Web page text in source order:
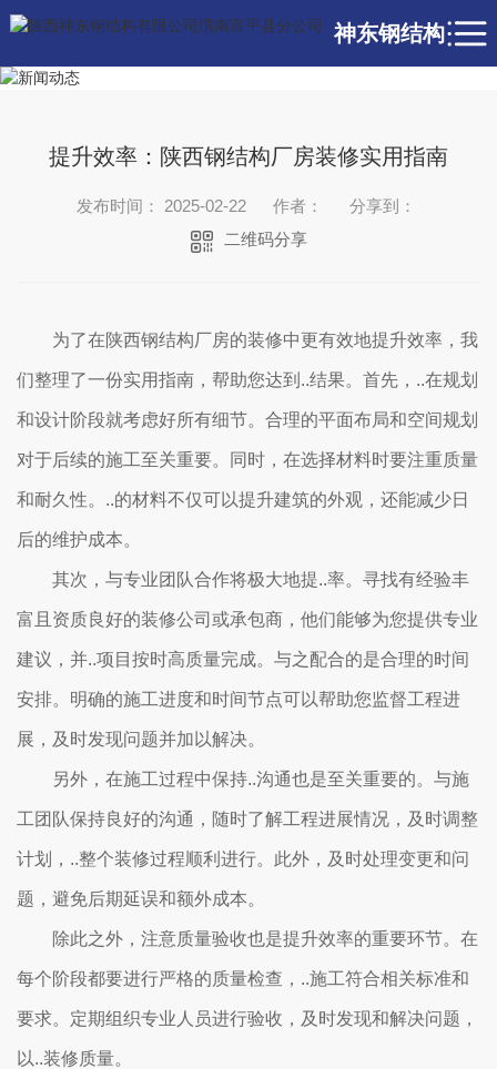
神东钢结构
提升效率：陕西钢结构厂房装修实用指南
发布时间： 2025-02-22 作者：
分享到：
二维码分享
为了在陕西钢结构厂房的装修中更有效地提升效率，我
们整理了一份实用指南，帮助您达到..结果。首先，..在规划
和设计阶段就考虑好所有细节。合理的平面布局和空间规划
对于后续的施工至关重要。同时，在选择材料时要注重质量
和耐久性。..的材料不仅可以提升建筑的外观，还能减少日
后的维护成本。
其次，与专业团队合作将极大地提..率。寻找有经验丰
富且资质良好的装修公司或承包商，他们能够为您提供专业
建议，并..项目按时高质量完成。与之配合的是合理的时间
安排。明确的施工进度和时间节点可以帮助您监督工程进
展，及时发现问题并加以解决。
另外，在施工过程中保持..沟通也是至关重要的。与施
工团队保持良好的沟通，随时了解工程进展情况，及时调整
计划，..整个装修过程顺利进行。此外，及时处理变更和问
题，避免后期延误和额外成本。
除此之外，注意质量验收也是提升效率的重要环节。在
每个阶段都要进行严格的质量检查，..施工符合相关标准和
要求。定期组织专业人员进行验收，及时发现和解决问题，
以..装修质量。